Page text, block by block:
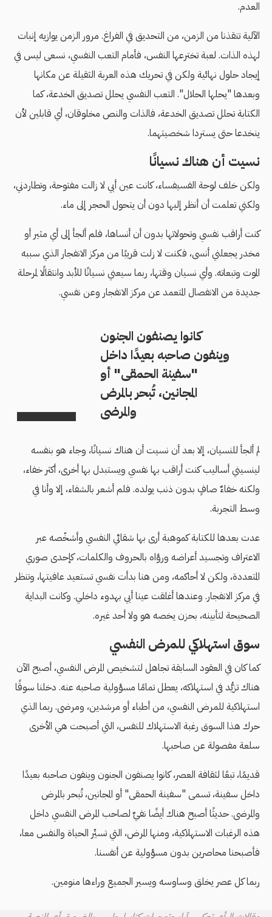
العدم.
الآلية تنقذنا من الزمن، من التحديق في الفراغ. مرور الزمن يوازيه إنبات
لهذه الذات. لعبة تخترعها النفس، فأمام التعب النفسي، نسعى ليس في
إيجاد حلول نهائية ولكن في تحريك هذه العربة الثقيلة عن مكانها
وبعدها "يحلها الحلال". التعب النفسي يحلل تصديق الخدعة، كما
الكتابة تحلل تصديق الخدعة، فالذات والنص مخلوقان، أي قابلين لأن
ينخدعا حتى يستردا شخصيتهما.
نسيت أن هناك نسيانًا
ولكن خلف لوحة الفسيفساء، كانت عين أبي لا زالت مفتوحة، وتطاردني،
ولكني تعلمت أن أنظر إليها دون أن يتحول الحجر إلى ماء.
كنت أراقب نفسي وتحولاتها بدون أن أنساها، فلم ألجأ إلى أي مثير أو
مخدر يجعلني أنسى، فكنت لا زلت قريبًا من مركز الانفجار الذي سببه
الموت وتبعاته. وأي نسيان وقتها، ربما سيعني نسيانًا للأبد وانتقالًا لمرحلة
جديدة من الانفصال المتعمد عن مركز الانفجار وعن نفسي.
كانوا يصنفون الجنون
وينفون صاحبه بعيدًا داخل
"سفينة الحمقى" أو
المجانين، تُبحر بالمرض
والمرضى
لم ألجأ للنسيان، إلا بعد أن نسيت أن هناك نسيانًا، وجاء هو بنفسه
لينسيني أساليب كنت أراقب بها نفسي ويستبدل بها أخرى، أكثر خفاء،
ولكنه خفاءٌ صافٍ بدون ذنب يولده. فلم أشعر بالشفاء، إلا وأنا في
وسط التجربة.
عدت بعدها للكتابة كموهبة أرى بها شقائي النفسي وأشخّصه عبر
الاعتراف وتجسيد أعراضه ورؤاه بالحروف والكلمات، كإحدى صوري
المتعددة، ولكن لا أحاكمه، ومن هنا بدأت نفسي تستعيد عافيتها، وتنظر
في مركز الانفجار. وعندها أغلقت عينا أبي بهدوء داخلي. وكانت البداية
الصحيحة لتأبينه، بحزن يخصه هو ولا أحد غيره.
سوق استهلاكي للمرض النفسي
كما كان في العقود السابقة تجاهل لتشخيص المرض النفسي، أصبح الآن
هناك تزيُّد في استهلاكه، يعطل تمامًا مسؤولية صاحبه عنه. دخلنا سوقًا
استهلاكية للمرض النفسي، من أطباء أو مرشدين، ومرضى. ربما الذي
حرك هذا السوق رغبة الاستهلاك للنفس، التي أصبحت هي الأخرى
سلعة مفصولة عن صاحبها.
قديمًا، تبعًا لثقافة العصر، كانوا يصنفون الجنون وينفون صاحبه بعيدًا
داخل سفينة، تسمى "سفينة الحمقى" أو المجانين، تُبحر بالمرض
والمرضى. حديثًا أصبح هناك أيضًا نفيٌ لصاحب المرض النفسي داخل
هذه الرغبات الاستهلاكية، ومنها المرض، التي تسيِّر الحياة والنفس معا،
فأصبحنا محاصرين بدون مسؤولية عن أنفسنا.
ربما كل عصر يخلق وساوسه ويسير الجميع وراءها منومين.